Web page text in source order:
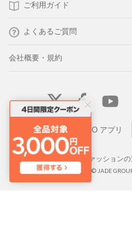
ご利用ガイド
よくあるご質問
会社概要・規約
LOCONDO アプリ
靴とファッション
Copyright © JADE